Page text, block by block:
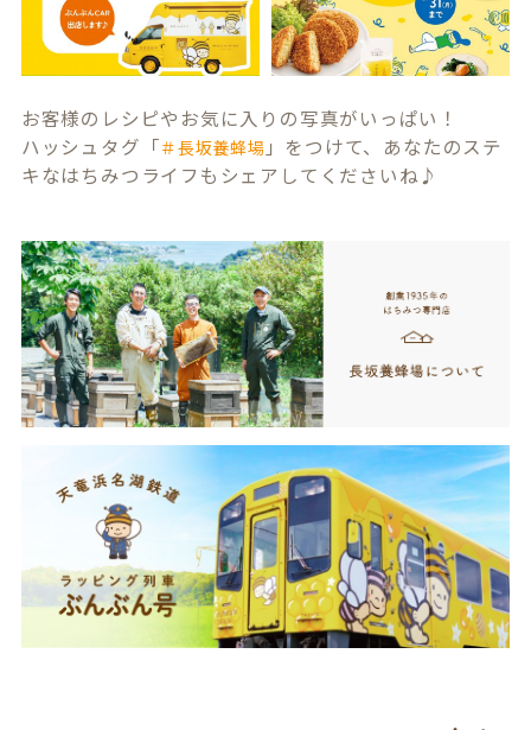
お客様のレシピやお気に入りの写真がいっぱい！
ハッシュタグ「＃長坂養蜂場 」をつけて、あなたのステ
キなはちみつライフもシェアしてくださいね♪